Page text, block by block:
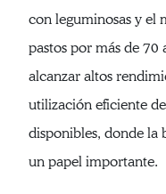
con leguminosas y el
pastos por más de 70
alcanzar altos
utilización eficiente
disponibles, donde la
un papel importante.